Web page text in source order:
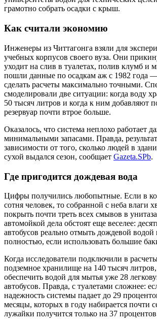
грамотно собрать осадки с крыш.
Как считали экономию
Инженеры из Читтагонга взяли для
учебных корпусов своего вуза. Они
уходит на слив в туалетах, полив клумб и
пошли данные по осадкам аж с 1982 года
сделать расчеты максимально точными.
смоделировали две ситуации: когда воду
50 тысяч литров и когда к ним добавляют
резервуар почти втрое больше.
Оказалось, что система неплохо работает
минимальными запасами. Правда,
зависимости от того, сколько людей в
сухой выдался сезон, сообщает Gazeta.SPb.
Где пригодится дождевая вода
Цифры получились любопытные. Если в
сотня человек, то собранной с неба влаги
покрыть почти треть всех смывов в
автомойкой дела обстоят еще веселее:
автобусов реально отмыть дождевой водой
полностью, если использовать большие
Когда исследователи подключили в
подземное хранилище на 140 тысяч
обеспечить водой для мытья уже 28
автобусов. Правда, с туалетами сложнее:
надежность системы падает до 29
месяцы, которых в году набирается почти
лужайки получится только на 37